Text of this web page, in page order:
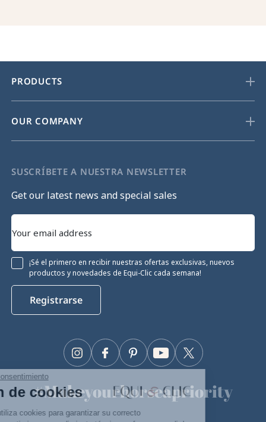
Continúa sin consentimiento
Gestión de cookies
Nuestro sitio utiliza cookies para garantizar su correcto
PRODUCTS
OUR COMPANY
SUSCRÍBETE A NUESTRA NEWSLETTER
Get our latest news and special sales
¡Sé el primero en recibir nuestras ofertas exclusivas, nuevos
productos y novedades de Equi-Clic cada semana!
Registrarse
Facebook Twitter
YouTube
Pinterest
Instagram
#Makeyourhorseapriority
🫶